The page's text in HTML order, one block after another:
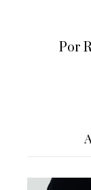
Por